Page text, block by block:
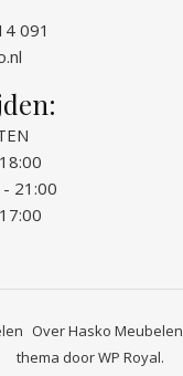
091
21:00
Over Hasko Meubelen
thema doorWP Royal.